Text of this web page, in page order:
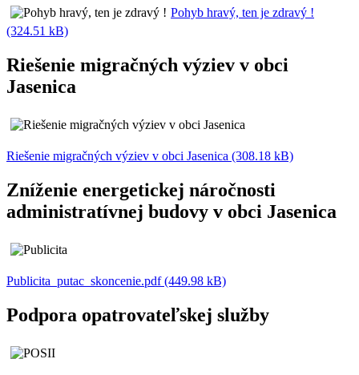
Pohyb hravý, ten je zdravý !
(324.51 kB)
Riešenie migračných výziev v obci
Jasenica
Riešenie migračných výziev v obci Jasenica (308.18 kB)
Zníženie energetickej náročnosti
administratívnej budovy v obci Jasenica
Publicita_putac_skoncenie.pdf (449.98 kB)
Podpora opatrovateľskej služby